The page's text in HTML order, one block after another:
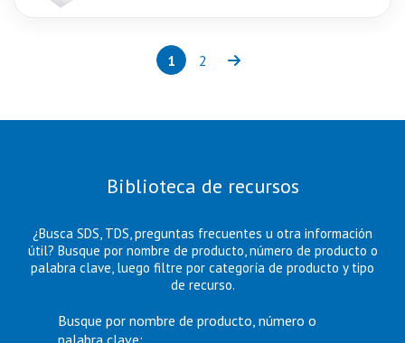
Page
1(current)
Page
2 Next
Biblioteca de recursos
¿Busca SDS, TDS, preguntas frecuentes u otra información
útil? Busque por nombre de producto, número de producto o
palabra clave, luego filtre por categoría de producto y tipo
de recurso.
Busque por nombre de producto, número o
palabra clave: